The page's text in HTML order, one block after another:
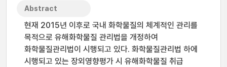
Abstract
현재 2015년 이후로 국내 화학물질의 체계적인 관리를
목적으로 유해화학물질 관리법을 개정하여
화학물질관리법이 시행되고 있다. 화학물질관리법 하에
시행되고 있는 장외영향평가 시 유해화학물질 취급